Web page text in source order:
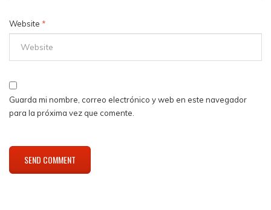
Website *
Guarda mi nombre, correo electrónico y web en este navegador
para la próxima vez que comente.